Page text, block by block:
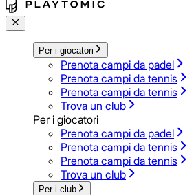
Per i giocatori
Prenota campi da padel
Prenota campi da tennis
Prenota campi da tennis
Trova un club
Per i giocatori
Prenota campi da padel
Prenota campi da tennis
Prenota campi da tennis
Trova un club
Per i club